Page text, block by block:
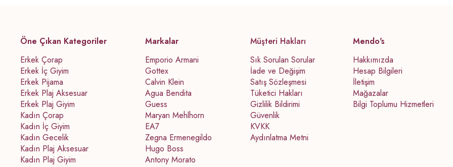
Öne Çıkan Kategoriler
Erkek Çorap
Erkek İç Giyim
Erkek Pijama
Erkek Plaj Aksesuar
Erkek Plaj Giyim
Kadın Çorap
Kadın İç Giyim
Kadın Gecelik
Kadın Plaj Aksesuar
Kadın Plaj Giyim
Markalar
Emporio Armani
Gottex
Calvin Klein
Agua Bendita
Guess
Maryan Mehlhorn
EA7
Zegna Ermenegildo
Hugo Boss
Antony Morato
Müşteri Hakları
Sık Sorulan Sorular
İade ve Değişim
Satış Sözleşmesi
Tüketici Hakları
Gizlilik Bildirimi
Güvenlik
KVKK
Aydınlatma Metni
Mendo's
Hakkımızda
Hesap Bilgileri
İletişim
Mağazalar
Bilgi Toplumu Hizmetleri